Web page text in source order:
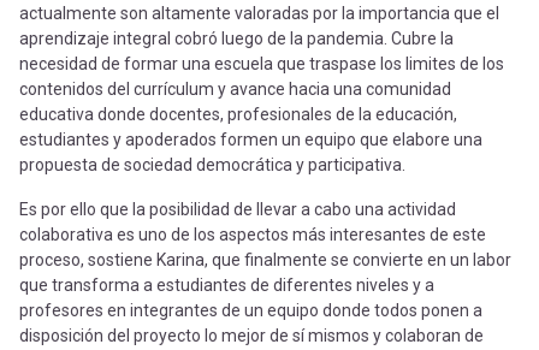
actualmente son altamente valoradas por la importancia que el
aprendizaje integral cobró luego de la pandemia. Cubre la
necesidad de formar una escuela que traspase los limites de los
contenidos del currículum y avance hacia una comunidad
educativa donde docentes, profesionales de la educación,
estudiantes y apoderados formen un equipo que elabore una
propuesta de sociedad democrática y participativa.
Es por ello que la posibilidad de llevar a cabo una actividad
colaborativa es uno de los aspectos más interesantes de este
proceso, sostiene Karina, que finalmente se convierte en un labor
que transforma a estudiantes de diferentes niveles y a
profesores en integrantes de un equipo donde todos ponen a
disposición del proyecto lo mejor de sí mismos y colaboran de